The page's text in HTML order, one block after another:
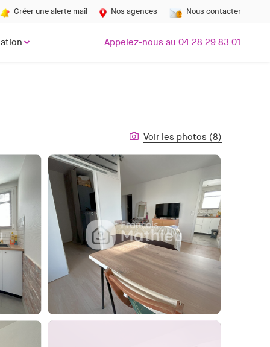
Créer une alerte mail Nos agences Nous contacter
Appelez-nous au 04 28 29 83 01
Voir les photos (8)